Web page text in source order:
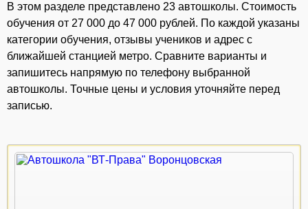
В этом разделе представлено 23 автошколы. Стоимость
обучения от 27 000 до 47 000 рублей. По каждой указаны
категории обучения, отзывы учеников и адрес с
ближайшей станцией метро. Сравните варианты и
запишитесь напрямую по телефону выбранной
автошколы. Точные цены и условия уточняйте перед
записью.